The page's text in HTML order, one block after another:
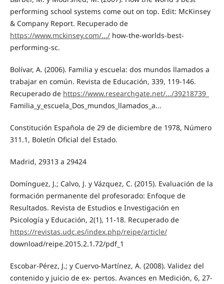
performing school systems come out on top. Edit: McKinsey
& Company Report. Recuperado de
https://www.mckinsey.com/.../how-the-worlds-best-
performing-sc.
Bolívar, A. (2006). Familia y escuela: dos mundos llamados a
trabajar en común. Revista de Educación, 339, 119-146.
Recuperado de https://www.researchgate.net/.../39218739_
Familia_y_escuela_Dos_mundos_llamados_a...
Constitución Española de 29 de diciembre de 1978, Número
311.1, Boletín Oficial del Estado.
Madrid, 29313 a 29424
Domínguez, J.; Calvo, J. y Vázquez, C. (2015). Evaluación de la
formación permanente del profesorado: Enfoque de
Resultados. Revista de Estudios e Investigación en
Psicología y Educación, 2(1), 11-18. Recuperado de
https://revistas.udc.es/index.php/reipe/article/
download/reipe.2015.2.1.72/pdf_1
Escobar-Pérez, J.; y Cuervo-Martínez, A. (2008). Validez del
contenido y juicio de ex- pertos. Avances en Medición, 6, 27-